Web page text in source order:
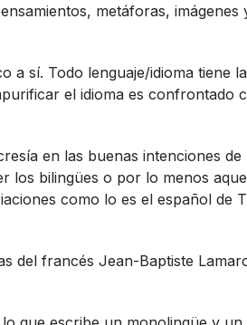
metáforas, imágenes
a sí­. Todo lenguaje/idioma tiene
el idioma es confrontado
en las buenas intenciones de
los bilingües o por lo menos
como lo es el español de
del francés Jean-Baptiste